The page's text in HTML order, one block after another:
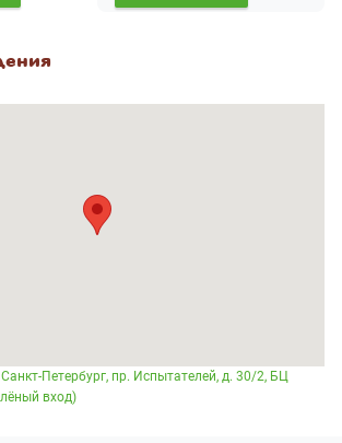
Петербург, пр. Испытателей, д. 30/2, БЦ
вход)